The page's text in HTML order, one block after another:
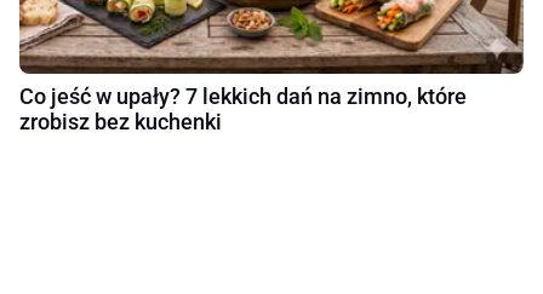
Co jeść w upały? 7 lekkich dań na zimno, które
zrobisz bez kuchenki